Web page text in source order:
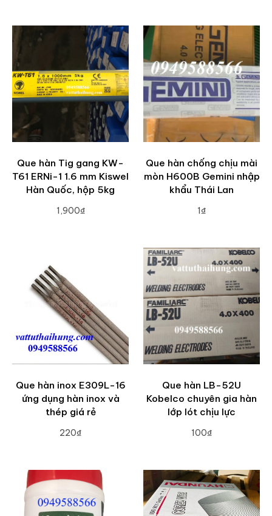
Que hàn Tig gang KW-
T61 ERNi-1 1.6 mm Kiswel
Hàn Quốc, hộp 5kg
1,900₫
Que hàn chống chịu mài
mòn H600B Gemini nhập
khẩu Thái Lan
1₫
Que hàn inox E309L-16
ứng dụng hàn inox và
thép giá rẻ
220₫
Que hàn LB-52U
Kobelco chuyên gia hàn
lớp lót chịu lực
100₫